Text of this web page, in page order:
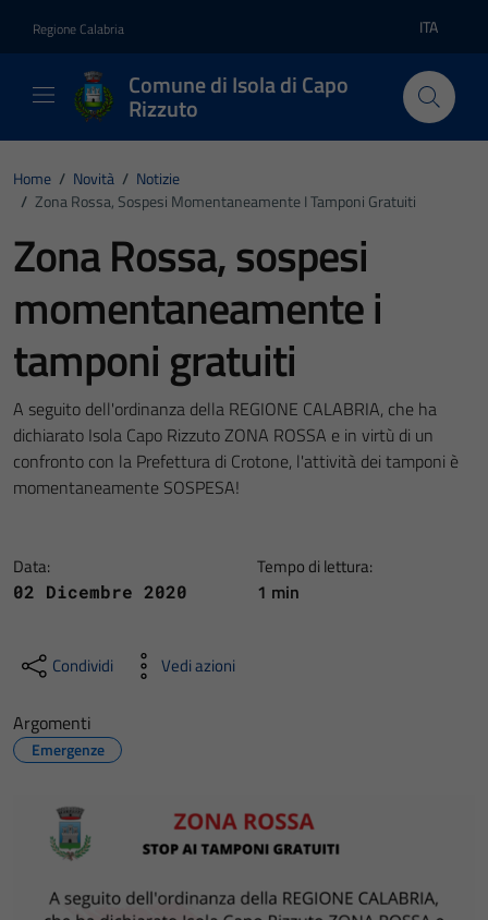
Regione Calabria Lingua
ITA
Comune di Isola di Capo
Rizzuto
Home / Novità / Notizie
/ Zona Rossa, Sospesi Momentaneamente I Tamponi Gratuiti
Zona Rossa, sospesi
momentaneamente i
tamponi gratuiti
A seguito dell'ordinanza della REGIONE CALABRIA, che ha
dichiarato Isola Capo Rizzuto ZONA ROSSA e in virtù di un
confronto con la Prefettura di Crotone, l'attività dei tamponi è
momentaneamente SOSPESA!
Data:
02 Dicembre 2020
Tempo di lettura:
1 min
Condividi Vedi azioni
Argomenti
Emergenze